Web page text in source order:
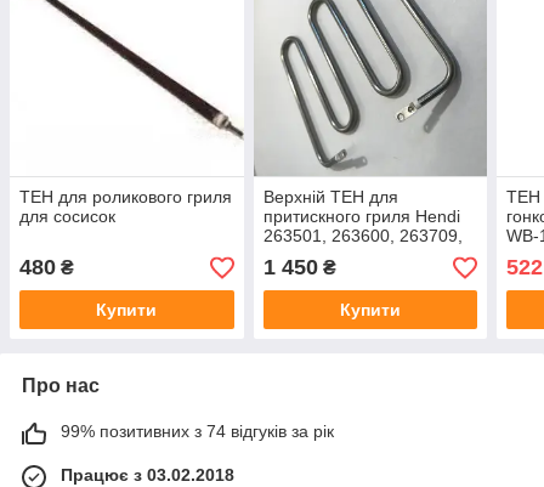
ТЕН для роликового гриля
для сосисок
480 ₴
Купити
Верхній ТЕН для
притискного гриля Hendi
263501, 263600, 263709,
263808, 263907
1 450₴
Купити
ТЕН
WB-
Про нас
99% позитивних з 74 відгуків за рік
Працює з 03.02.2018